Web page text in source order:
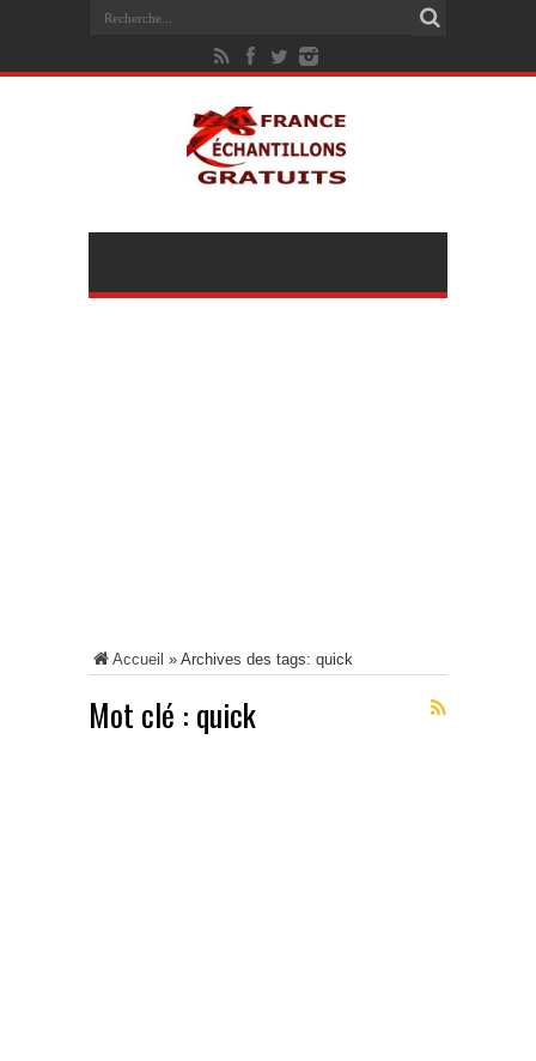
Accueil » Archives des tags: quick
Mot clé : quick